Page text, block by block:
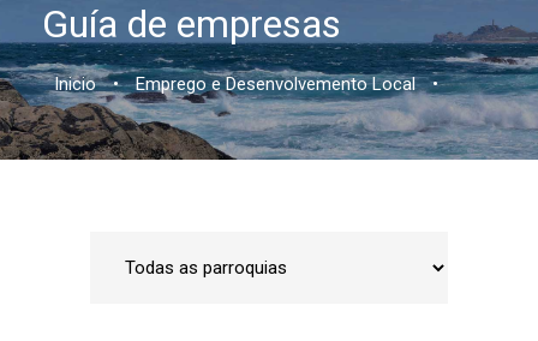
Guía de empresas
Inicio • Emprego e Desenvolvemento Local •